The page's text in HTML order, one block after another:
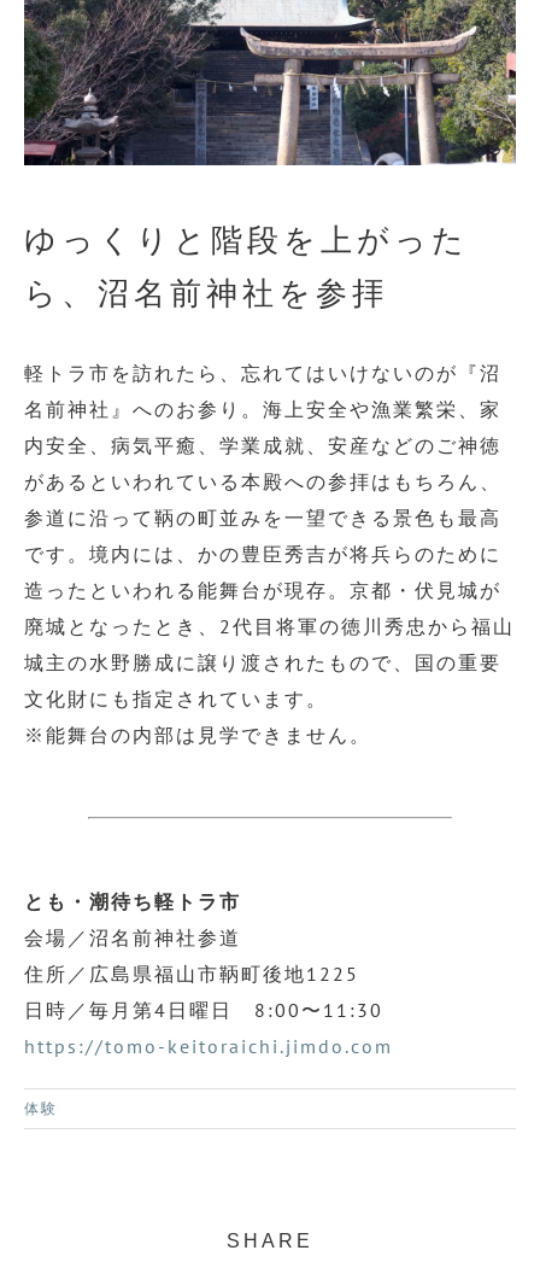
ゆっくりと階段を上がった
ら、沼名前神社を参拝
軽トラ市を訪れたら、忘れてはいけないのが『沼
名前神社』へのお参り。海上安全や漁業繁栄、家
内安全、病気平癒、学業成就、安産などのご神徳
があるといわれている本殿への参拝はもちろん、
参道に沿って鞆の町並みを一望できる景色も最高
です。境内には、かの豊臣秀吉が将兵らのために
造ったといわれる能舞台が現存。京都・伏見城が
廃城となったとき、2代目将軍の徳川秀忠から福山
城主の水野勝成に譲り渡されたもので、国の重要
文化財にも指定されています。
※能舞台の内部は見学できません。
とも・潮待ち軽トラ市
会場／沼名前神社参道
住所／広島県福山市鞆町後地1225
日時／毎月第4日曜日 8:00〜11:30
https://tomo-keitoraichi.jimdo.com
体験
SHARE